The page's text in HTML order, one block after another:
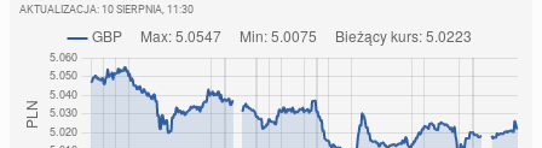
AKTUALIZACJA: 10 SIERPNIA, 11:30